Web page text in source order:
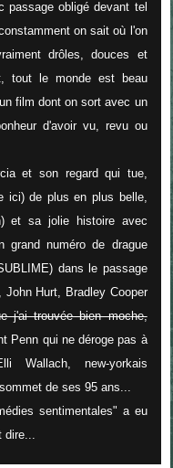
passage obligé devant tel
on sait où l'on
drôles, douces et
tout le monde est beau
film dont on sort avec un
d'avoir vu, revu ou
et son regard qui tue,
ici) de plus en plus belle,
et sa jolie histoire avec
grand numéro de drague
dans le passage
Hurt, Bradley Cooper
j'ai trouvée bien moche,
Penn qui ne déroge pas à
Wallach, new-yorkais
de ses 95 ans...
sentimentales" a eu
dire...